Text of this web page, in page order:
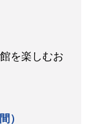
を楽しむお
）